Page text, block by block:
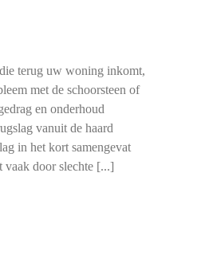
terug uw woning inkomt,
met de schoorsteen of
en onderhoud
vanuit de haard
in het kort samengevat
vaak door slechte [...]